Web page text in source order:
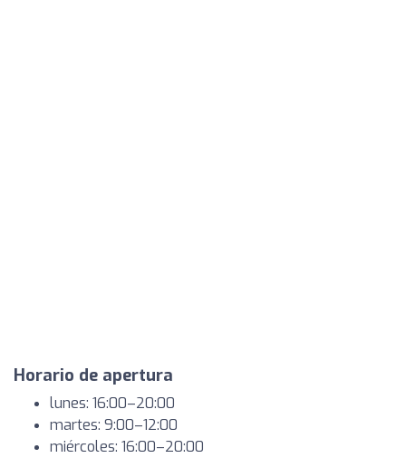
Horario de apertura
lunes: 16:00–20:00
martes: 9:00–12:00
miércoles: 16:00–20:00